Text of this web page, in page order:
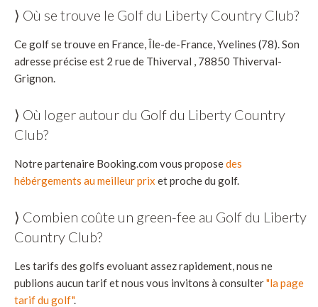
⟩ Où se trouve le Golf du Liberty Country Club?
Ce golf se trouve en France, Île-de-France, Yvelines (78). Son
adresse précise est 2 rue de Thiverval , 78850 Thiverval-
Grignon.
⟩ Où loger autour du Golf du Liberty Country
Club?
Notre partenaire Booking.com vous proposedes
hébérgements au meilleur prix et proche du golf.
⟩ Combien coûte un green-fee au Golf du Liberty
Country Club?
Les tarifs des golfs evoluant assez rapidement, nous ne
publions aucun tarif et nous vous invitons à consulter"la page
tarif du golf".